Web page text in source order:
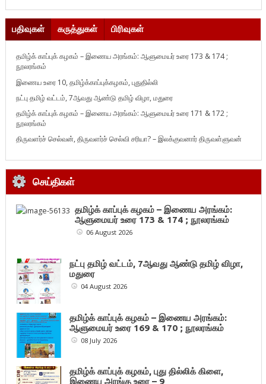
பதிவுகள் கருத்துகள் பிரிவுகள்
தமிழ்க் காப்புக் கழகம் – இணைய அரங்கம்: ஆளுமையர் உரை 173 & 174 ;
நூலரங்கம்
இணைய உரை 10, தமிழ்க்காப்புக்கழகம், புதுதில்லி
நட்பு தமிழ் வட்டம், 7ஆவது ஆண்டு தமிழ் விழா, மதுரை
தமிழ்க் காப்புக் கழகம் – இணைய அரங்கம்: ஆளுமையர் உரை 171 & 172 ;
நூலரங்கம்
திருவளர்ச் செல்வன், திருவளர்ச் செல்வி சரியா? – இலக்குவனார் திருவள்ளுவன்
செய்திகள்
தமிழ்க் காப்புக் கழகம் – இணைய அரங்கம்:
ஆளுமையர் உரை 173 & 174 ; நூலரங்கம்
06 August 2026
நட்பு தமிழ் வட்டம், 7ஆவது ஆண்டு தமிழ் விழா,
மதுரை
04 August 2026
தமிழ்க் காப்புக் கழகம் – இணைய அரங்கம்:
ஆளுமையர் உரை 169 & 170 ; நூலரங்கம்
08 July 2026
தமிழ்க் காப்புக் கழகம், புது தில்லிக் கிளை,
இணைய அரங்கு உரை – 9